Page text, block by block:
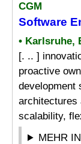
CGM
Software
• Karlsruhe,
[. .. ]
proactive
development
architectures
scalability,
MEHR